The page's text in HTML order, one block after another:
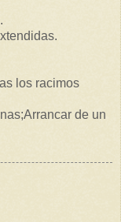
los racimos
de un